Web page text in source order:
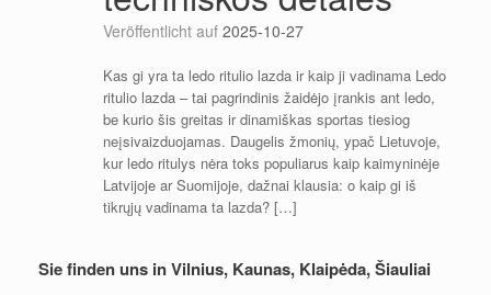
Veröffentlicht auf 2025-10-27
Kas gi yra ta ledo ritulio lazda ir kaip ji vadinama Ledo
ritulio lazda – tai pagrindinis žaidėjo įrankis ant ledo,
be kurio šis greitas ir dinamiškas sportas tiesiog
neįsivaizduojamas. Daugelis žmonių, ypač Lietuvoje,
kur ledo ritulys nėra toks populiarus kaip kaimyninėje
Latvijoje ar Suomijoje, dažnai klausia: o kaip gi iš
tikrųjų vadinama ta lazda? […]
Sie finden uns in Vilnius, Kaunas, Klaipėda, Šiauliai